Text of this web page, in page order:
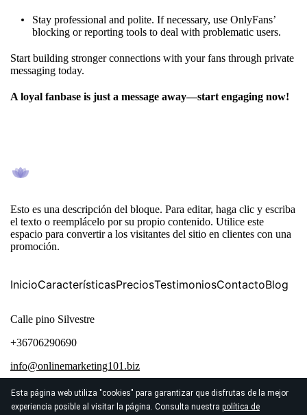
Esta página web utiliza "cookies" para garantizar que disfrutas de la mejor
experiencia posible al visitar la página. Consulta nuestra política de
Stay professional and polite. If necessary, use OnlyFans’
blocking or reporting tools to deal with problematic users.
Start building stronger connections with your fans through private
messaging today.
A loyal fanbase is just a message away—start engaging now!
Esto es una descripción del bloque. Para editar, haga clic y escriba
el texto o reemplácelo por su propio contenido. Utilice este
espacio para convertir a los visitantes del sitio en clientes con una
promoción.
InicioCaracterísticasPreciosTestimoniosContactoBlog
Calle pino Silvestre
+36706290690
info@onlinemarketing101.biz